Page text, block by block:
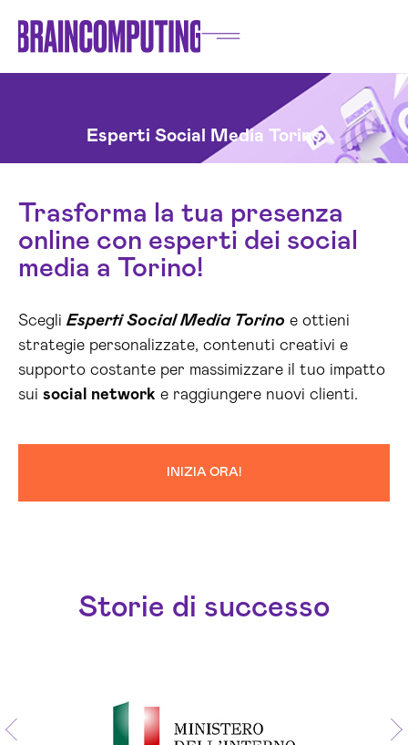
Esperti Social Media Torino
Trasforma la tua presenza
online con esperti dei social
media a Torino!
Scegli Esperti Social Media Torino e ottieni
strategie personalizzate, contenuti creativi e
supporto costante per massimizzare il tuo impatto
sui social network e raggiungere nuovi clienti.
INIZIA ORA!
Storie di successo